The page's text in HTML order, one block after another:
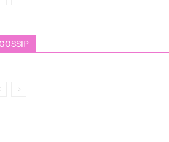
GOSSIP